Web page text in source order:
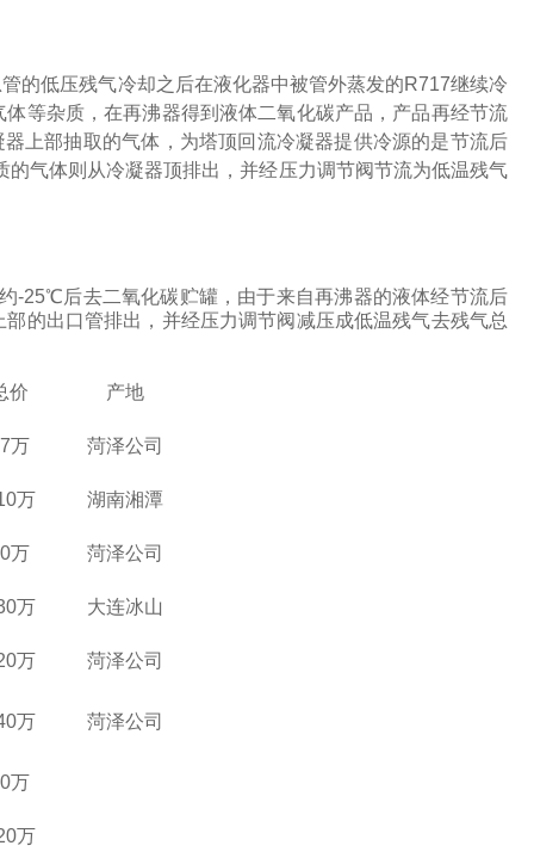
的低压残气冷却之后在液化器中被管外蒸发的R717继续冷
等杂质，在再沸器得到液体二氧化碳产品，产品再经节流
上部抽取的气体，为塔顶回流冷凝器提供冷源的是节流后
的气体则从冷凝器顶排出，并经压力调节阀节流为低温残气
-25℃后去二氧化碳贮罐，由于来自再沸器的液体经节流后
的出口管排出，并经压力调节阀减压成低温残气去残气总
价 产地
万 菏泽公司
万 湖南湘潭
万 菏泽公司
万 大连冰山
万 菏泽公司
万 菏泽公司
万
万